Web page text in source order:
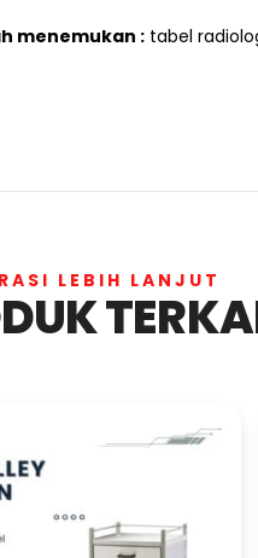
menemukan : tabel
LEBIH LANJUT